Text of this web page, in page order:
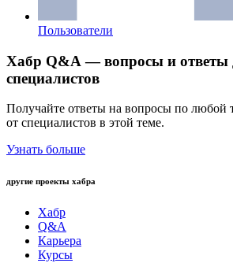
Пользователи
Хабр Q&A — вопросы и ответы
специалистов
Получайте ответы на вопросы по любой
от специалистов в этой теме.
Узнать больше
другие проекты хабра
Хабр
Q&A
Карьера
Курсы